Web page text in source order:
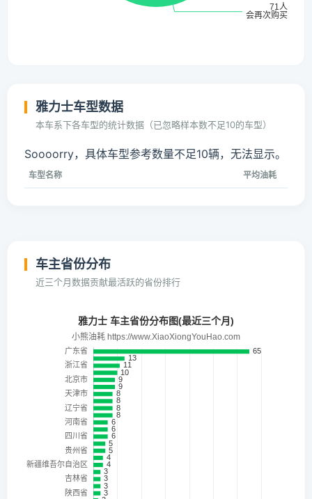
雅力士车型数据
本车系下各车型的统计数据（已忽略样本数不足10的车型）
Soooorry，具体车型参考数量不足10辆，无法显示。
车型名称 平均油耗
车主省份分布
近三个月数据贡献最活跃的省份排行